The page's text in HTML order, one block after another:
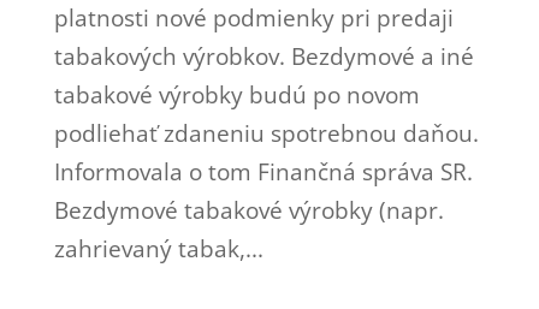
platnosti nové podmienky pri predaji
tabakových výrobkov. Bezdymové a iné
tabakové výrobky budú po novom
podliehať zdaneniu spotrebnou daňou.
Informovala o tom Finančná správa SR.
Bezdymové tabakové výrobky (napr.
zahrievaný tabak,...